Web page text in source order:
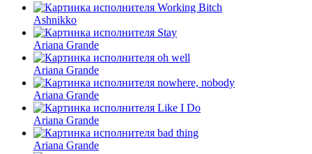
Working Bitch
Ashnikko
Stay
Ariana Grande
oh well
Ariana Grande
nowhere, nobody
Ariana Grande
Like I Do
Ariana Grande
bad thing
Ariana Grande